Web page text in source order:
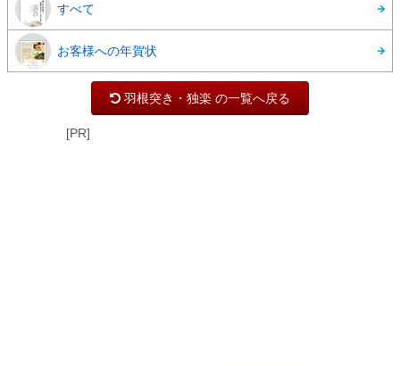
すべて
お客様への年賀状
羽根突き・独楽 の一覧へ戻る
[PR]